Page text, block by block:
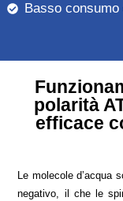
Basso
polarità
efficace
Le molecole d’acqua
negativo, il che le